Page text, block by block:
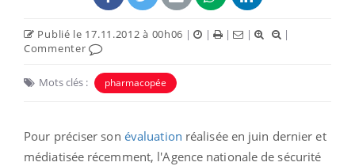
Publié le 17.11.2012 à 00h06 | | | |
|
Commenter
Mots clés : pharmacopée
Pour préciser son évaluation réalisée en juin dernier et
médiatisée récemment, l'Agence nationale de sécurité